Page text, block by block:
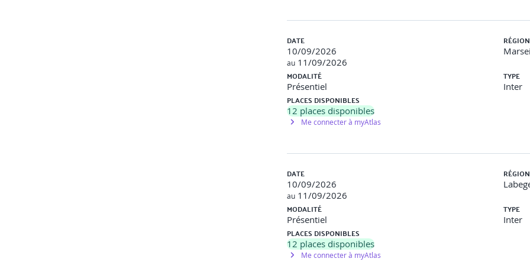
A l'issue de la formation, les participants reçoivent un lien leur permettant de se connecter au site de la
L'examen consiste en un QCM de 90 minutes, comportant 45 questions
Un score minimum de 80% est requis pour réussir l'examen
Les questions de l'examen de certification portent sur les sujets suivants :
L'application de SAFe pour faire évoluer le développement Lean et Agile dans l'entreprise
La libération de la valeur via les trains de version Agile
Les nombreux retours d'expériences de consultants expérimentés facilitent la compréhension de différents
Les ateliers permettent aux participants de se familiariser avec le Framework et de disposer d'éléments
Un programme étudié pour permettre aux participants de préparer le passage de la certification dans les
Les contenus digitaux mis à disposition des participants avant et après la formation renforcent l'efficacité
DATE
10/09/2026
au 11/09/2026
MODALITÉ
Présentiel
TYPE
Inter
PLACES DISPONIBLES
12 places disponibles
Me connecter à myAtlas
DATE
10/09/2026
au 11/09/2026
MODALITÉ
Présentiel
TYPE
Inter
PLACES DISPONIBLES
12 places disponibles
Me connecter à myAtlas